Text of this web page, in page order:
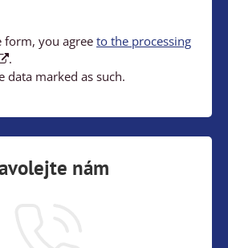
form, you agree to the processing
.
data marked as such.
nám